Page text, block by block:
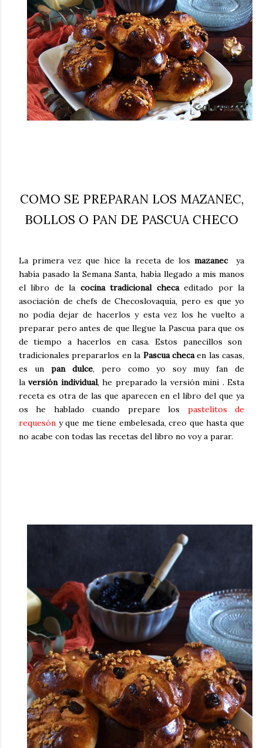
COMO SE PREPARAN LOS MAZANEC,
BOLLOS O PAN DE PASCUA CHECO
La primera vez que hice la receta de los mazanecya
había pasado la Semana Santa, había llegado a mis manos
el libro de la cocina tradicional checaeditado por la
asociación de chefs de Checoslovaquia, pero es que yo
no podía dejar de hacerlos y esta vez los he vuelto a
preparar pero antes de que llegue la Pascua para que os
de tiempo a hacerlos en casa. Estos panecillos son
tradicionales prepararlos en la Pascua checaen las casas,
es un pan dulce, pero como yo soy muy fan de
laversión individual, he preparado la versión mini . Esta
receta es otra de las que aparecen en el libro del que ya
os he hablado cuando prepare los pastelitos de
requesón y que me tiene embelesada, creo que hasta que
no acabe con todas las recetas del libro no voy a parar.